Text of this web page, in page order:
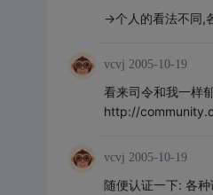
->个人的看法不同,
vcvj 2005-10-19
看来司令和我一样
http://
vcvj 2005-10-19
随便认证一下: 各